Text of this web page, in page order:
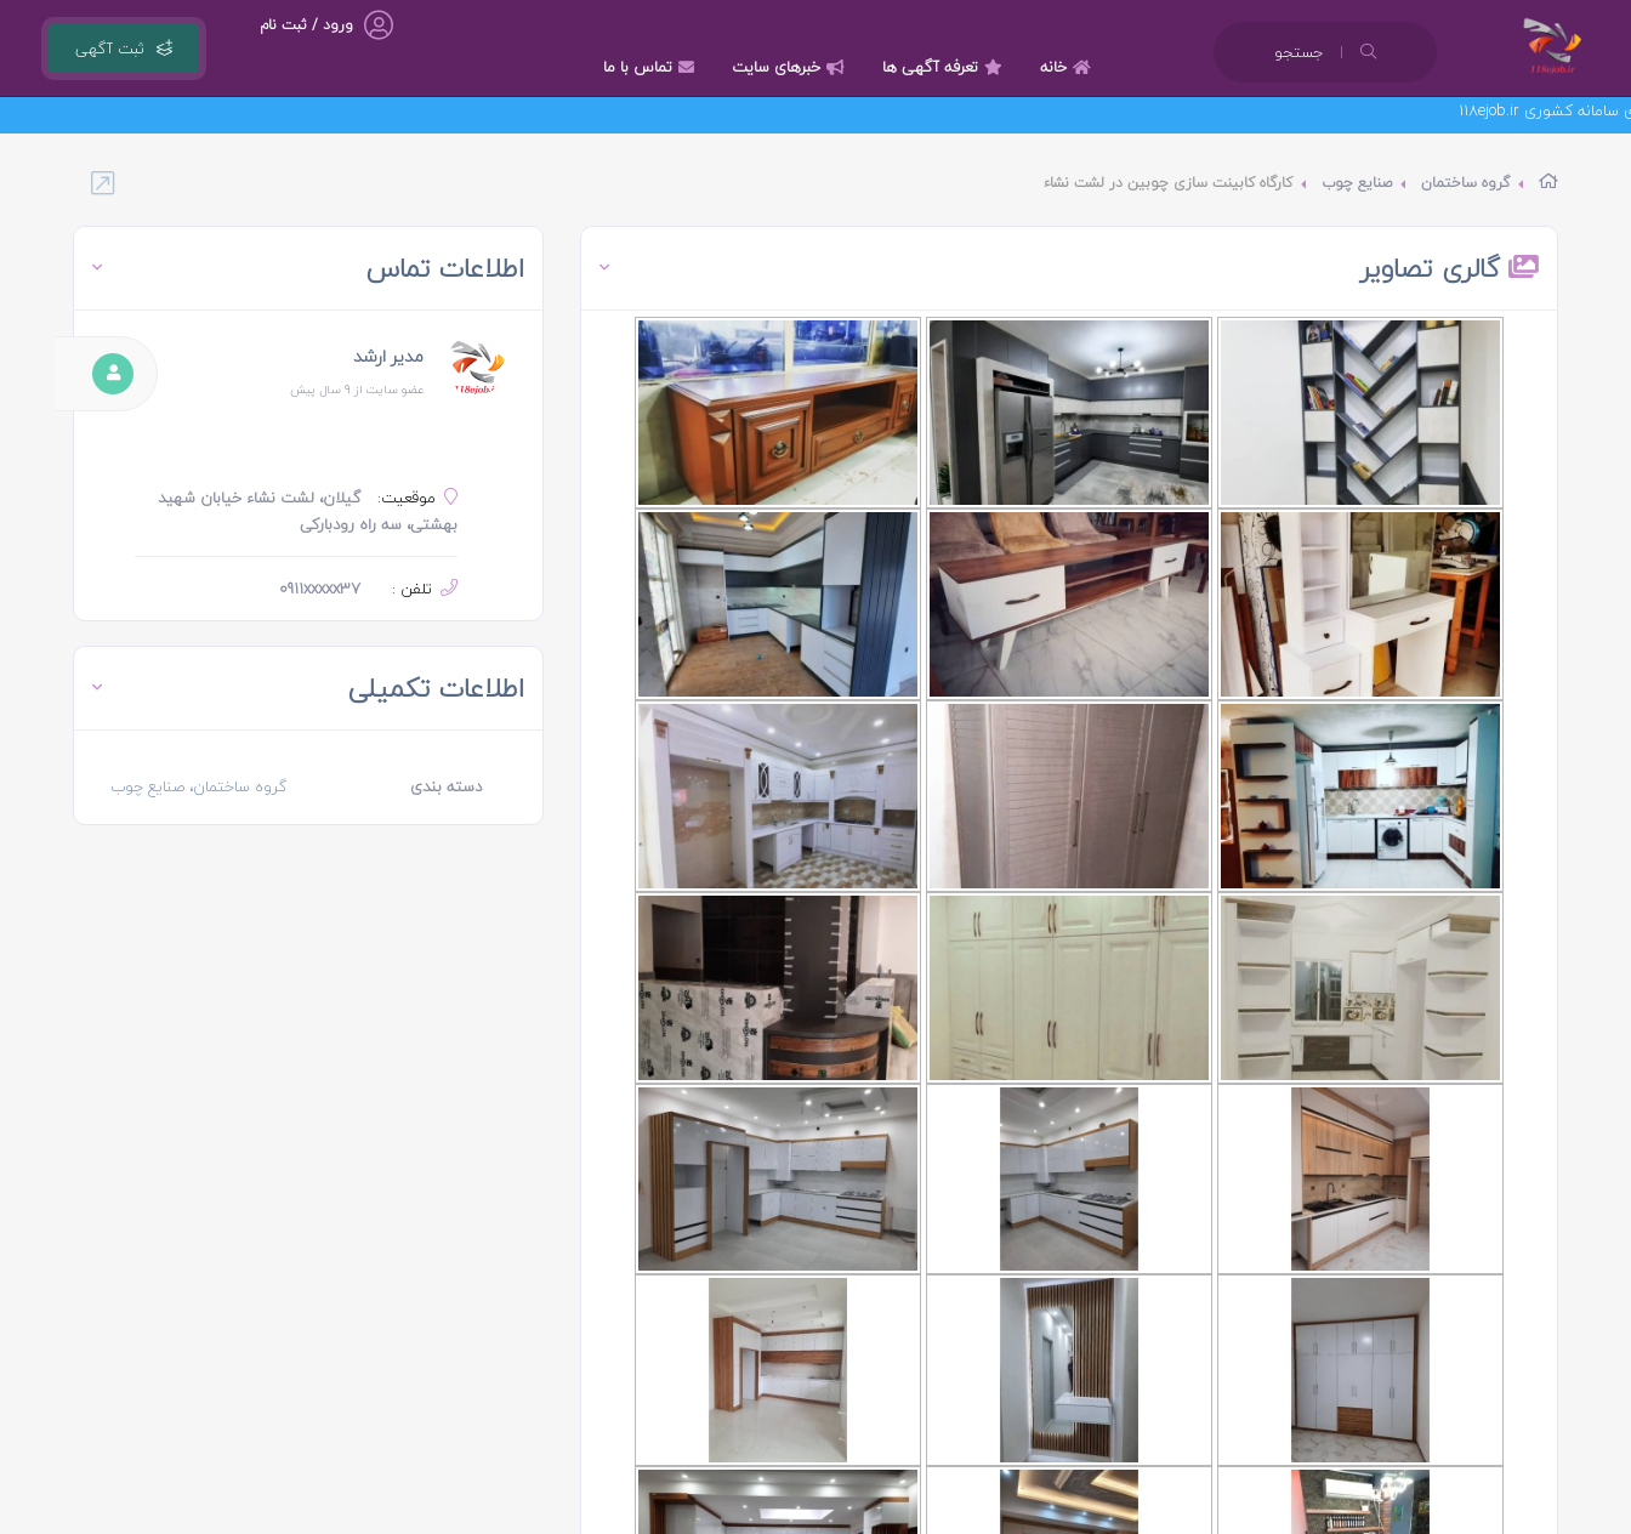
جستجو ثبت آگهی
ورود / ثبت نام
خانه تعرفه آگهی ها خبرهای سایت
تماس با ما
گروه ساختمان صنایع چوب کارگاه کابینت سازی چوبین در لشت نشاء
گالری تصاویر اطلاعات تماس
مدیر ارشد
عضو سایت از 9 سال پیش
موقعیت:
گیلان، لشت نشاء خیابان شهید
بهشتی، سه راه رودبارکی
تلفن : 0911xxxxx37
اطلاعات تکمیلی
دسته بندی گروه ساختمان، صنایع چوب